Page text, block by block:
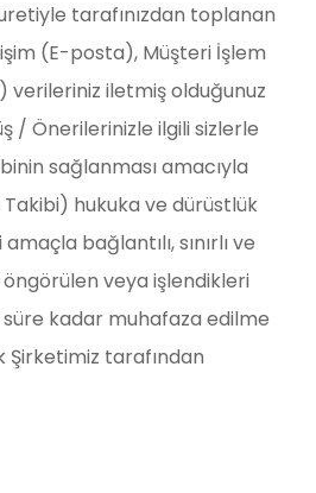
tarafınızdan toplanan
(E-posta), Müşteri İşlem
verileriniz iletmiş olduğunuz
/ Önerilerinizle ilgili sizlerle
sağlanması amacıyla
hukuka ve dürüstlük
bağlantılı, sınırlı ve
veya işlendikleri
kadar muhafaza edilme
Şirketimiz tarafından